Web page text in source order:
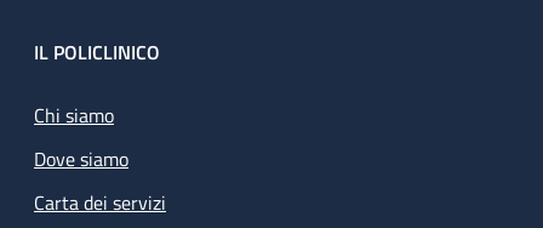
Footer
IL POLICLINICO
Chi siamo
Dove siamo
Carta dei servizi